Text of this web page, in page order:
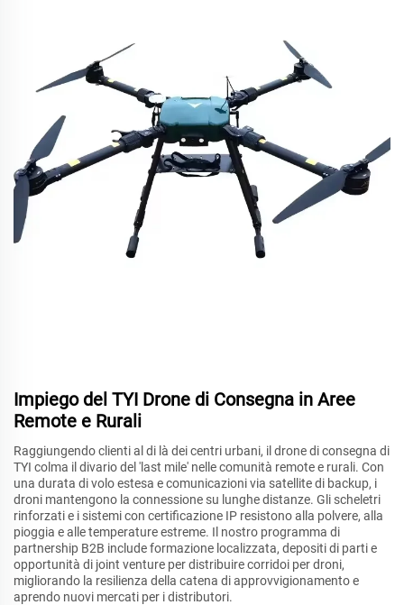
Impiego del TYI Drone di Consegna in Aree
Remote e Rurali
Raggiungendo clienti al di là dei centri urbani, il drone di consegna di
TYI colma il divario del 'last mile' nelle comunità remote e rurali. Con
una durata di volo estesa e comunicazioni via satellite di backup, i
droni mantengono la connessione su lunghe distanze. Gli scheletri
rinforzati e i sistemi con certificazione IP resistono alla polvere, alla
pioggia e alle temperature estreme. Il nostro programma di
partnership B2B include formazione localizzata, depositi di parti e
opportunità di joint venture per distribuire corridoi per droni,
migliorando la resilienza della catena di approvvigionamento e
aprendo nuovi mercati per i distributori.